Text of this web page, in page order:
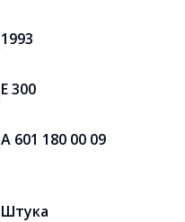
1993
E 300
A 601 180 00 09
Штука